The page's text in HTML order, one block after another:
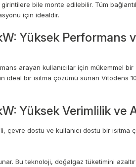
bile monte edilebilir. Tüm
için idealdir.
Yüksek Performans
arayan kullanıcılar için mükemmel
bir ısıtma çözümü sunan Vitodens
Yüksek Verimlilik ve
dostu ve kullanıcı dostu bir
Bu teknoloji, doğalgaz tüketimini